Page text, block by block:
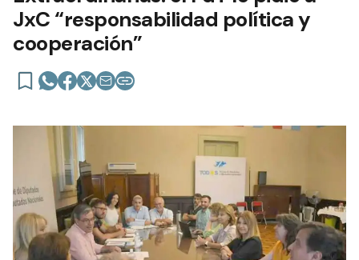
JxC “responsabilidad política y
cooperación”